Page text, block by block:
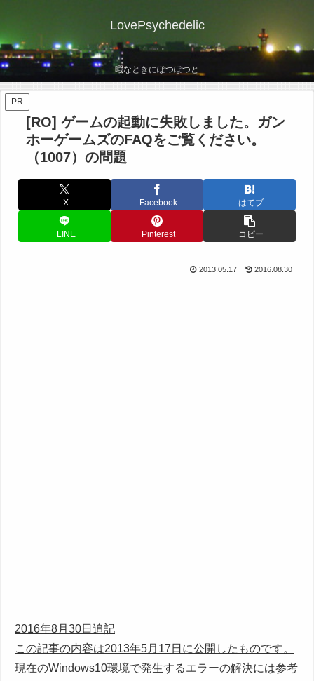
LovePsychedelic
暇なときにぽつぽつと
PR
[RO] ゲームの起動に失敗しました。ガン
ホーゲームズのFAQをご覧ください。
（1007）の問題
X Facebook はてブ
LINE Pinterest コピー
2013.05.17 2016.08.30
2016年8月30日追記
この記事の内容は2013年5月17日に公開したものです。
現在のWindows10環境で発生するエラーの解決には参考